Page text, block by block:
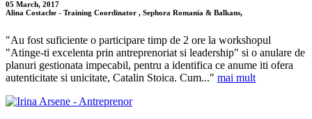
05 March, 2017
Alina Costache - Training Coordinator , Sephora Romania & Balkans,
"Au fost suficiente o participare timp de 2 ore la workshopul
"Atinge-ti excelenta prin antreprenoriat si leadership" si o anulare de
planuri gestionata impecabil, pentru a identifica ce anume iti ofera
autenticitate si unicitate, Catalin Stoica. Cum..." mai mult